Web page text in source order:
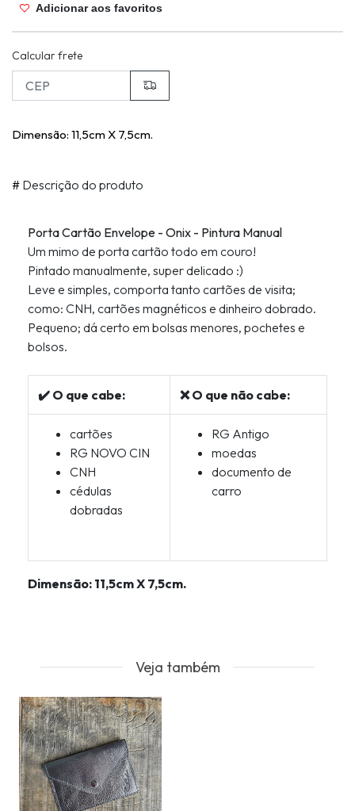
Adicionar aos favoritos
Calcular frete
Dimensão: 11,5cm X 7,5cm.
# Descrição do produto
Porta Cartão Envelope - Onix - Pintura Manual
Um mimo de porta cartão todo em couro!
Pintado manualmente, super delicado :)
Leve e simples, comporta tanto cartões de visita;
como: CNH, cartões magnéticos e dinheiro dobrado.
Pequeno; dá certo em bolsas menores, pochetes e
bolsos.
✔️ O que cabe: ❌ O que não cabe:
cartões
RG NOVO CIN
CNH
cédulas
dobradas
RG Antigo
moedas
documento de
carro
Dimensão: 11,5cm X 7,5cm.
Veja também